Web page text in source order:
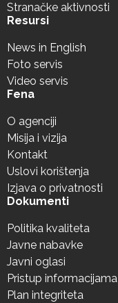
Stranačke aktivnosti
Resursi
News in English
Foto servis
Video servis
Fena
O agenciji
Misija i vizija
Kontakt
Uslovi korištenja
Izjava o privatnosti
Dokumenti
Politika kvaliteta
Javne nabavke
Javni oglasi
Pristup informacijama
Plan integriteta